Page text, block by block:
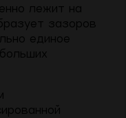
лежит на
зазоров
единое